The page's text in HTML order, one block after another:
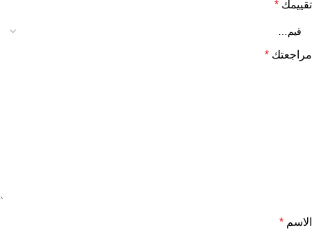
تقييمك *
مراجعتك *
الاسم *